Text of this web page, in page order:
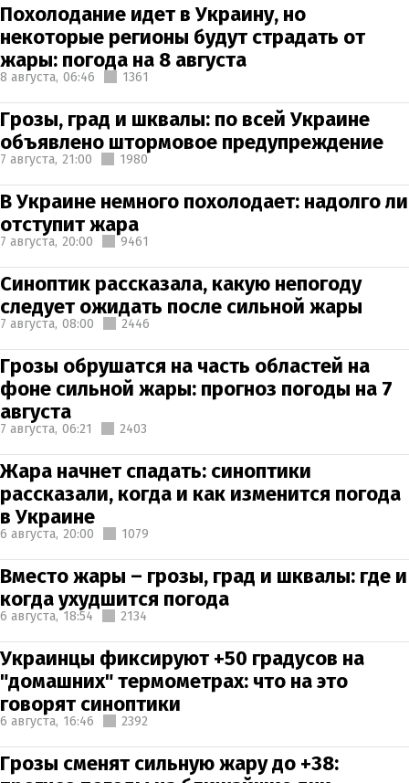
Похолодание идет в Украину, но
некоторые регионы будут страдать от
жары: погода на 8 августа
8 августа, 06:46 1361
Грозы, град и шквалы: по всей Украине
объявлено штормовое предупреждение
7 августа, 21:00 1980
В Украине немного похолодает: надолго ли
отступит жара
7 августа, 20:00 9461
Синоптик рассказала, какую непогоду
следует ожидать после сильной жары
7 августа, 08:00 2446
Грозы обрушатся на часть областей на
фоне сильной жары: прогноз погоды на 7
августа
7 августа, 06:21 2403
Жара начнет спадать: синоптики
рассказали, когда и как изменится погода
в Украине
6 августа, 20:00 1079
Вместо жары – грозы, град и шквалы: где и
когда ухудшится погода
6 августа, 18:54 2134
Украинцы фиксируют +50 градусов на
"домашних" термометрах: что на это
говорят синоптики
6 августа, 16:46 2392
Грозы сменят сильную жару до +38: